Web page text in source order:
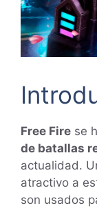
Free Fire se
de batallas
actualidad.
atractivo a
son usados